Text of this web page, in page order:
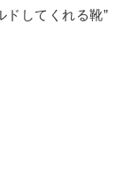
ドしてくれる靴”